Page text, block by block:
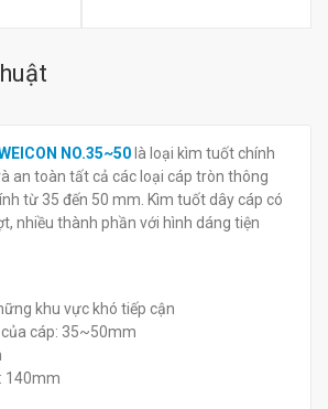
NO.35~50 là loại kìm tuốt chính
an toàn tất cả các loại cáp tròn thông
từ 35 đến 50 mm. Kìm tuốt dây cáp có
nhiều thành phần với hình dáng tiện
khu vực khó tiếp cận
cáp: 35~50mm
140mm